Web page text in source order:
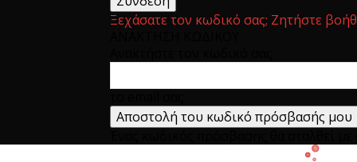
Ξεχάσατε τον κωδικό σας; Ζητήστε